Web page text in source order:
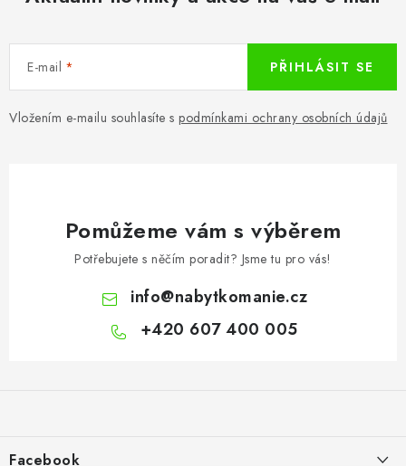
E-mail
Vložením e-mailu souhlasíte s podmínkami ochrany osobních údajů
PŘIHLÁSIT SE
Pomůžeme vám s výběrem
Potřebujete s něčím poradit? Jsme tu pro vás!
info@nabytkomanie.cz
+420 607 400 005
aFacebook